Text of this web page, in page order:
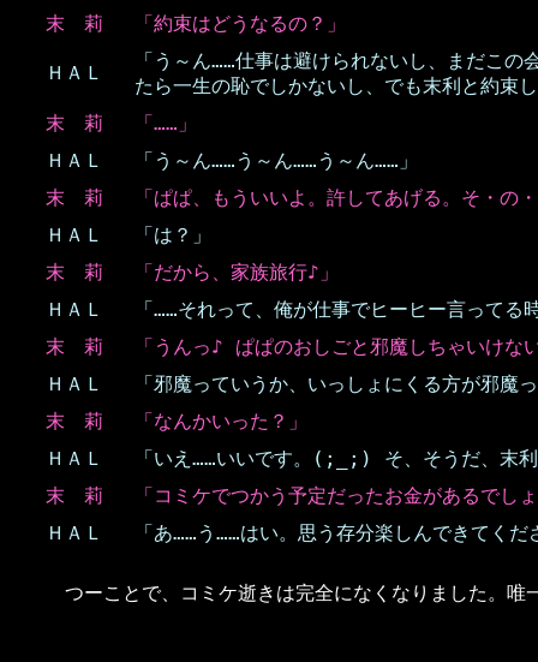
末 莉
「約束はどうなるの？」
ＨＡＬ
「う～ん……仕事は避けられないし、まだこ
たら一生の恥でしかないし、でも末利と約束
末 莉
「……」
ＨＡＬ
「う～ん……う～ん……う～ん……」
末 莉
「ぱぱ、もういいよ。許してあげる。そ・の
ＨＡＬ
「は？」
末 莉
「だから、家族旅行♪」
ＨＡＬ
「……それって、俺が仕事でヒーヒー言って
末 莉
「うんっ♪ ぱぱのおしごと邪魔しちゃいけな
ＨＡＬ
「邪魔っていうか、いっしょにくる方が邪魔
末 莉
「なんかいった？」
ＨＡＬ
「いえ……いいです。(;_;) そ、そうだ、末利
末 莉
「コミケでつかう予定だったお金があるでし
ＨＡＬ
「あ……う……はい。思う存分楽しんできてく
つーことで、コミケ逝きは完全になくなりました。